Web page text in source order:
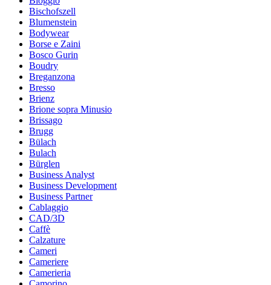
Bischofszell
Blumenstein
Bodywear
Borse e Zaini
Bosco Gurin
Boudry
Breganzona
Bresso
Brienz
Brione sopra Minusio
Brissago
Brugg
Bülach
Bulach
Bürglen
Business Analyst
Business Development
Business Partner
Cablaggio
CAD/3D
Caffè
Calzature
Cameri
Cameriere
Camerieria